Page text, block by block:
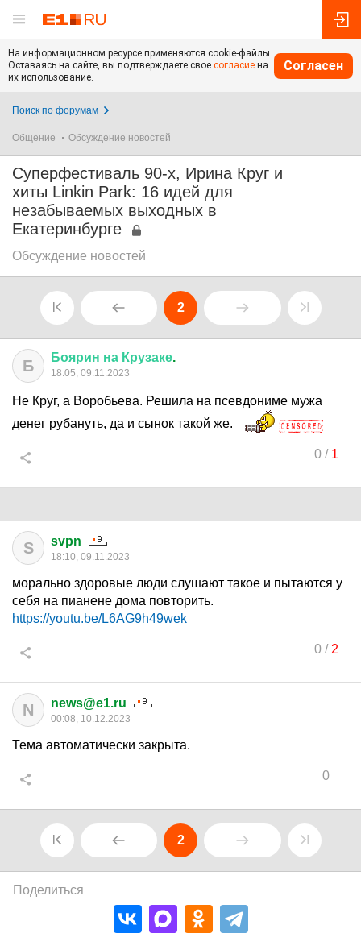
На информационном ресурсе применяются cookie-файлы.
Оставаясь на сайте, вы подтверждаете свое согласие на
их использование.
Согласен
Поиск по форумам
Общение Обсуждение новостей
Суперфестиваль 90-х, Ирина Круг и
хиты Linkin Park: 16 идей для
незабываемых выходных в
Екатеринбурге
Обсуждение новостей
2
Б Боярин на Крузаке.
18:05, 09.11.2023
Не Круг, а Воробьева. Решила на псевдониме мужа
денег рубануть, да и сынок такой же.
0/ 1
S svpn
18:10, 09.11.2023
морально здоровые люди слушают такое и пытаются у
себя на пианене дома повторить.
https://youtu.be/L6AG9h49wek
0/ 2
N news@e1.ru
00:08, 10.12.2023
Тема автоматически закрыта.
0
2
Поделиться